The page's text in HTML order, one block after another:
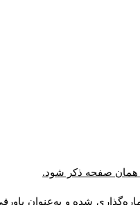
همان صفحه ذکر شود.
شده و به‌عنوان